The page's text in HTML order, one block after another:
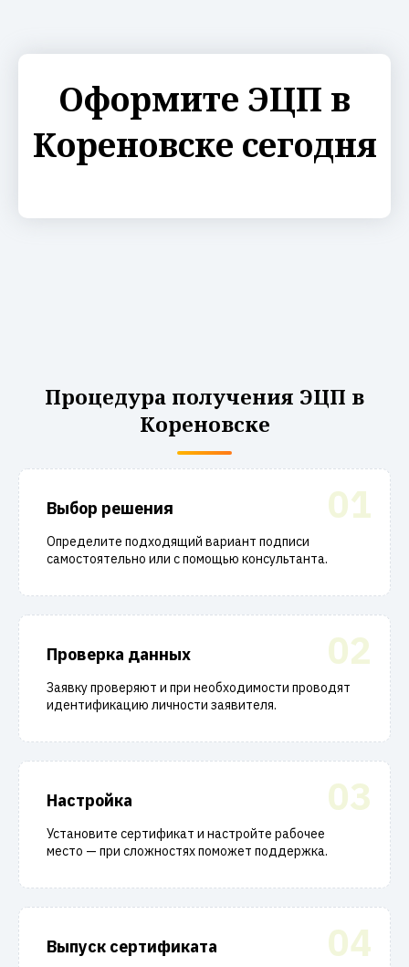
Оформите ЭЦП в
Кореновске сегодня
Процедура получения ЭЦП в
Кореновске
01
Выбор решения
Определите подходящий вариант подписи
самостоятельно или с помощью консультанта.
02
Проверка данных
Заявку проверяют и при необходимости проводят
идентификацию личности заявителя.
03
Настройка
Установите сертификат и настройте рабочее
место — при сложностях поможет поддержка.
04
Выпуск сертификата